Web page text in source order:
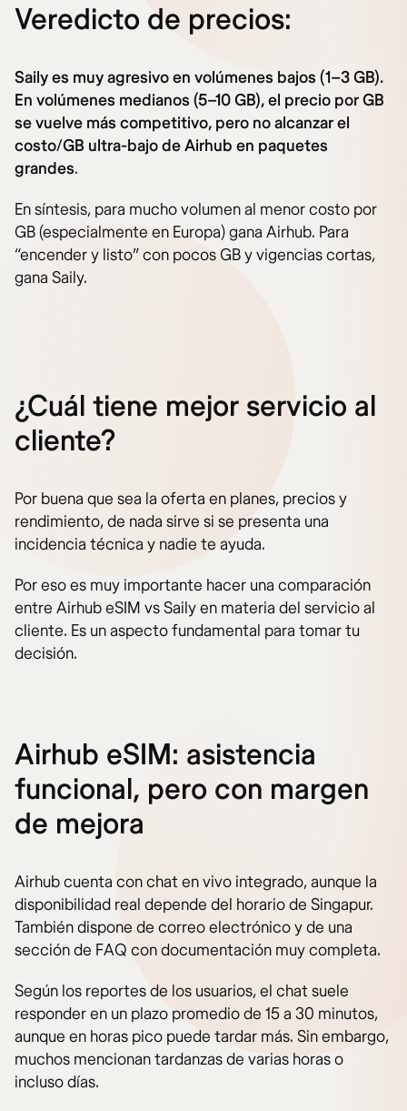
Veredicto de precios:
Saily es muy agresivo en volúmenes bajos (1–3 GB).
En volúmenes medianos (5–10 GB), el precio por GB
se vuelve más competitivo, pero no alcanzar el
costo/GB ultra-bajo de Airhub en paquetes
grandes.
En síntesis, para mucho volumen al menor costo por
GB (especialmente en Europa) gana Airhub. Para
“encender y listo” con pocos GB y vigencias cortas,
gana Saily.
¿Cuál tiene mejor servicio al
cliente?
Por buena que sea la oferta en planes, precios y
rendimiento, de nada sirve si se presenta una
incidencia técnica y nadie te ayuda.
Por eso es muy importante hacer una comparación
entre Airhub eSIM vs Saily en materia del servicio al
cliente. Es un aspecto fundamental para tomar tu
decisión.
Airhub eSIM: asistencia
funcional, pero con margen
de mejora
Airhub cuenta con chat en vivo integrado, aunque la
disponibilidad real depende del horario de Singapur.
También dispone de correo electrónico y de una
sección de FAQ con documentación muy completa.
Según los reportes de los usuarios, el chat suele
responder en un plazo promedio de 15 a 30 minutos,
aunque en horas pico puede tardar más. Sin embargo,
muchos mencionan tardanzas de varias horas o
incluso días.